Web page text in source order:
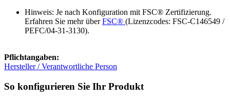
Hinweis: Je nach Konfiguration mit FSC® Zertifizierung.
Erfahren Sie mehr überFSC® (Lizenzcodes: FSC-C146549 /
PEFC/04-31-3130).
Pflichtangaben:
Hersteller / Verantwortliche Person
So konfigurieren Sie Ihr Produkt